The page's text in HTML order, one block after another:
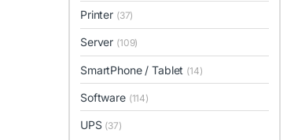
Printer (37)
Server (109)
SmartPhone / Tablet (14)
Software (114)
UPS (37)